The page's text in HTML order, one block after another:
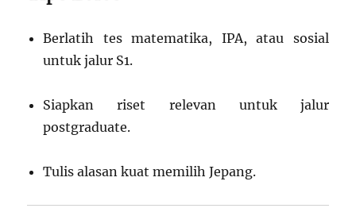
Berlatih tes matematika, IPA, atau sosial
untuk jalur S1.
Siapkan riset relevan untuk jalur
postgraduate.
Tulis alasan kuat memilih Jepang.